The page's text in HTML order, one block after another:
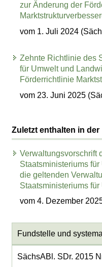
zur Änderung der
vom 1. Juli 2024
Zehnte Richtlinie des
für Umwelt und
Förderrichtlinie
vom 23. Juni 2025
Zuletzt enthalten in der
Verwaltungsvorschrift
Staatsministeriums
die geltenden
Staatsministeriums
vom 4. Dezember
Fundstelle und
SächsABl. SDr. 2015